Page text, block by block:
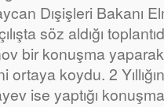
Dışişleri Bakanı
söz aldığı
bir konuşma
ortaya koydu. 2
ise yaptığı